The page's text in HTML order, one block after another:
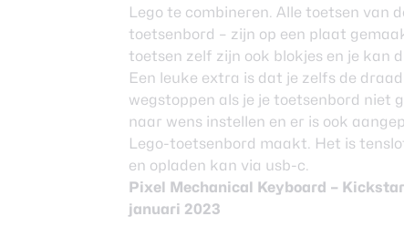
Lego te combineren. Alle toetsen van
toetsenbord – zijn op een plaat
toetsen zelf zijn ook blokjes en je kan
Een leuke extra is dat je zelfs de
wegstoppen als je je toetsenbord niet
naar wens instellen en er is ook
Lego-toetsenbord maakt. Het is
en opladen kan via usb-c.
Pixel Mechanical Keyboard –
januari 2023